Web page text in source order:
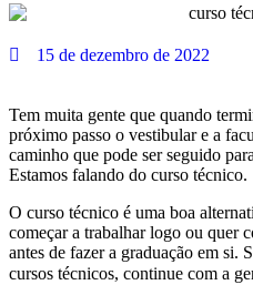
15 de dezembro de 2022
Tem muita gente que quando
próximo passo o vestibular e a
caminho que pode ser seguido
Estamos falando do curso técnico.
O curso técnico é uma boa
começar a trabalhar logo ou quer
antes de fazer a graduação em si.
cursos técnicos, continue com a